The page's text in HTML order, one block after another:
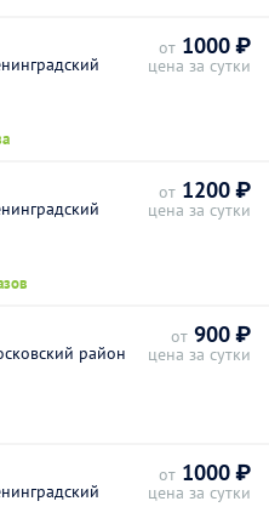
от 1000 ₽
цена за сутки
от 1200 ₽
цена за сутки
район
от 900 ₽
цена за сутки
от 1000 ₽
цена за сутки